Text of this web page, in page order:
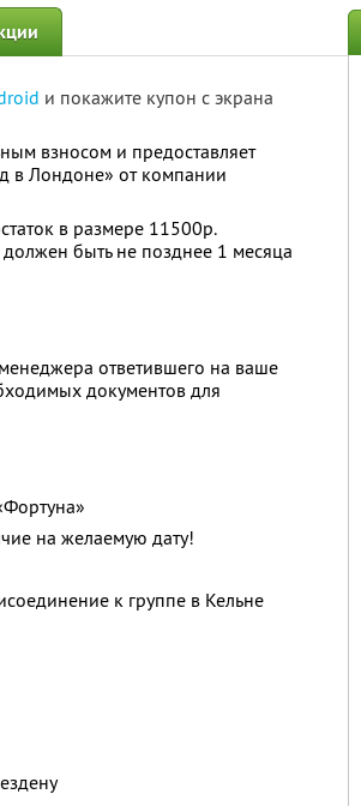
и покажите купон с экрана
взносом и предоставляет
в Лондоне» от компании
в размере 11500р.
быть не позднее 1 месяца
ответившего на ваше
документов для
на желаемую дату!
к группе в Кельне